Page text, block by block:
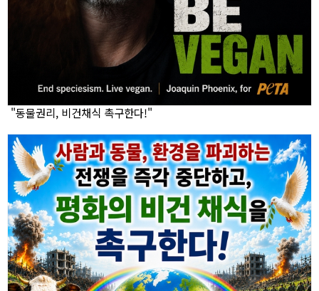
"동물권리, 비건채식 촉구한다!"